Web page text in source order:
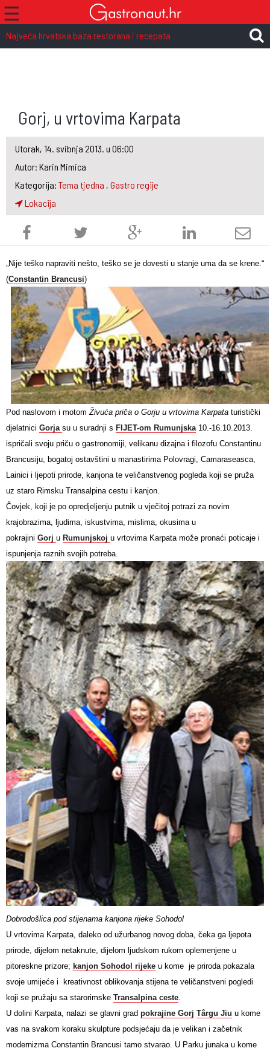
☰
Najveća hrvatska baza restorana i recepata
Gorj, u vrtovima Karpata
Utorak, 14. svibnja 2013. u 06:00
Autor: Karin Mimica
Kategorija: Tema tjedna , Gastro regije
Lokacija
„Nije teško napraviti nešto, teško se je dovesti u stanje uma da se krene.“
(Constantin Brancusi)
Pod naslovom i motom Živuća priča o Gorju u vrtovima Karpata turistički
djelatnici Gorja su u suradnji s FIJET-om Rumunjska 10.-16.10.2013.
ispričali svoju priču o gastronomiji, velikanu dizajna i filozofu Constantinu
Brancusiju, bogatoj ostavštini u manastirima Polovragi, Camaraseasca,
Lainici i ljepoti prirode, kanjona te veličanstvenog pogleda koji se pruža
uz staro Rimsku Transalpina cestu i kanjon.
Čovjek, koji je po opredjeljenju putnik u vječitoj potrazi za novim
krajobrazima, ljudima, iskustvima, mislima, okusima u
pokrajini Gorj u Rumunjskoj u vrtovima Karpata može pronaći poticaje i
ispunjenja raznih svojih potreba.
Dobrodošlica pod stijenama kanjona rijeke Sohodol
U vrtovima Karpata, daleko od užurbanog novog doba, čeka ga ljepota
prirode, dijelom netaknute, dijelom ljudskom rukom oplemenjene u
pitoreskne prizore; kanjon Sohodol rijeke u kome je priroda pokazala
svoje umijeće i kreativnost oblikovanja stijena te veličanstveni pogledi
koji se pružaju sa starorimske Transalpina ceste.
U dolini Karpata, nalazi se glavni grad pokrajine Gorj Târgu Jiu u kome
vas na svakom koraku skulpture podsjećaju da je velikan i začetnik
modernizma Constantin Brancusi tamo stvarao. U Parku junaka u kome